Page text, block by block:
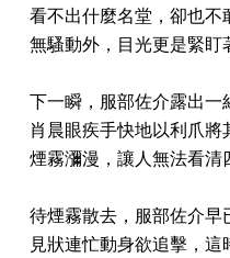
看不出什麼名堂，卻也
無騷動外，目光更是緊盯
下一瞬，服部佐介露出一
肖晨眼疾手快地以利爪
煙霧瀰漫，讓人無法看清
待煙霧散去，服部佐介
見狀連忙動身欲追擊，